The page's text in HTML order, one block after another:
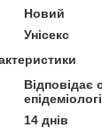
Новий
Унісекс
Відповідає
14 днів